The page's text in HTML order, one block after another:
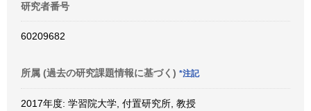
研究者番号
60209682
所属 (過去の研究課題情報に基づく) *注記
2017年度: 学習院大学, 付置研究所, 教授